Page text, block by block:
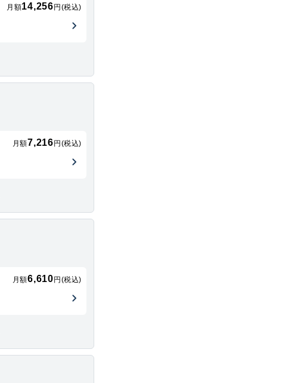
月額14,256 円(税込)
月額7,216 円(税込)
月額6,610 円(税込)